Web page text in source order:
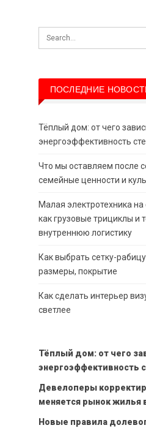
ПОСЛЕДНИЕ
Тёплый дом: от чего
энергоэффективность
Что мы оставляем после
семейные ценности и
Малая электротехника
как грузовые трициклы и
внутреннюю логистику
Как выбрать сетку-
размеры, покрытие
Как сделать интерьер
светлее
Тёплый дом: от чего
энергоэффективность
Девелоперы
меняется рынок жилья
Новые правила